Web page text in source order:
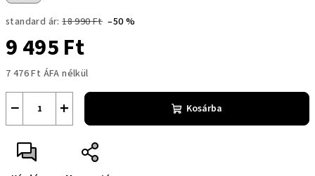
standard ár: 18 990 Ft –50 %
9 495 Ft
7 476 Ft ÁFA nélkül
+
− Kosárba